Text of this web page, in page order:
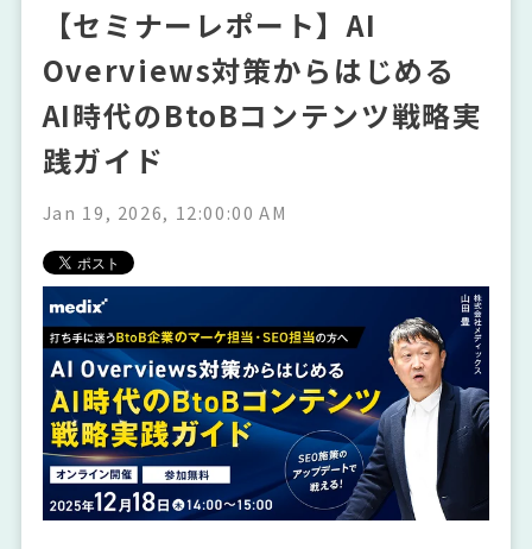
【セミナーレポート】AI
Overviews対策からはじめる
AI時代のBtoBコンテンツ戦略実
践ガイド
Jan 19, 2026, 12:00:00 AM